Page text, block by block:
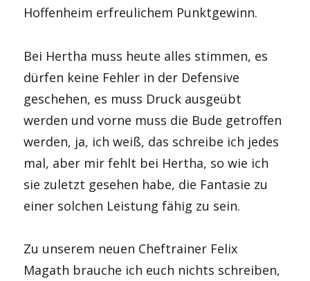
Hoffenheim erfreulichem Punktgewinn.
Bei Hertha muss heute alles stimmen, es
dürfen keine Fehler in der Defensive
geschehen, es muss Druck ausgeübt
werden und vorne muss die Bude getroffen
werden, ja, ich weiß, das schreibe ich jedes
mal, aber mir fehlt bei Hertha, so wie ich
sie zuletzt gesehen habe, die Fantasie zu
einer solchen Leistung fähig zu sein.
Zu unserem neuen Cheftrainer Felix
Magath brauche ich euch nichts schreiben,